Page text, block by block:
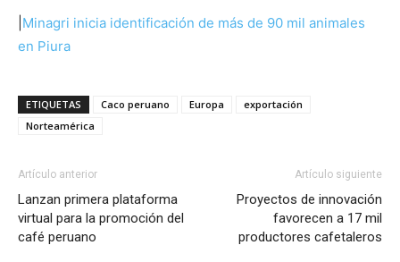
Minagri inicia identificación de más de 90 mil animales
en Piura
ETIQUETAS Caco peruano Europa
exportación
Norteamérica
Artículo anterior
Lanzan primera plataforma
virtual para la promoción del
café peruano
Artículo siguiente
Proyectos de innovación
favorecen a 17 mil
productores cafetaleros